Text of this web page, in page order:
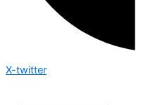
X-twitter